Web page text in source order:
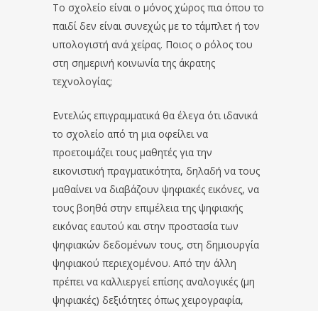
Το σχολείο είναι ο μόνος χώρος πια όπου το
παιδί δεν είναι συνεχώς με το τάμπλετ ή τον
υπολογιστή ανά χείρας. Ποιος ο ρόλος του
στη σημερινή κοινωνία της άκρατης
τεχνολογίας;
Εντελώς επιγραμματικά θα έλεγα ότι ιδανικά
το σχολείο από τη μια οφείλει να
προετοιμάζει τους μαθητές για την
εικονιστική πραγματικότητα, δηλαδή να τους
μαθαίνει να διαβάζουν ψηφιακές εικόνες, να
τους βοηθά στην επιμέλεια της ψηφιακής
εικόνας εαυτού και στην προστασία των
ψηφιακών δεδομένων τους, στη δημιουργία
ψηφιακού περιεχομένου. Από την άλλη
πρέπει να καλλιεργεί επίσης αναλογικές (μη
ψηφιακές) δεξιότητες όπως χειρογραφία,